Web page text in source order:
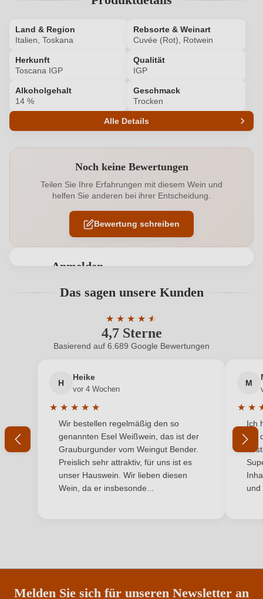
Land & Region
Italien, Toskana
Rebsorte & Weinart
Cuvée (Rot), Rotwein
Herkunft
Toscana IGP
Qualität
IGP
Alkoholgehalt
14 %
Geschmack
Trocken
Alle Details
Alkoholgehalt in % 14 %
Allergene Enthält Sulfite
Bio EU
Cabernet Sauvignon, Cabernet Franc, Merlot
Trocken
Hersteller
adresse
Basilica Cafaggio Sarl, Via S. Martino - Fraz.
Panzano 5, 50022 Greve in Chianti, Italien
1,5 L
Rebsorte Cuvée (Rot)
Noch keine Bewertungen
Teilen Sie Ihre Erfahrungen mit diesem Wein und
helfen Sie anderen bei ihrer Entscheidung.
Bewertung schreiben
Anmelden
Benutzern abgegeben werden. Bitte loggen Sie sich
Neuer Kunde? Neuer Kunde?
Ihre E-Mail-Adresse
Ihr Passwort
Ich habe mein Passwort vergessen
Das sagen unsere Kunden
4,7 Sterne
★ ★ ★ ★ ★
★
Durchschnittliche Bewertung von 4.7
Basierend auf 6.689 Google Bewertungen
H
Heike
vor 4 Wochen
★ ★ ★ ★ ★
Durchschnittliche Bewertung von 5 von 5 Sternen
Wir bestellen regelmäßig den so
genannten Esel Weißwein, das ist der
Grauburgunder vom Weingut Bender.
Preislich sehr attraktiv, für uns ist es
unser Hauswein. Wir lieben diesen
Wein, da er insbesonde...
M
★ ★
Ich
mit
und
Melden Sie sich für unseren Newsletter an